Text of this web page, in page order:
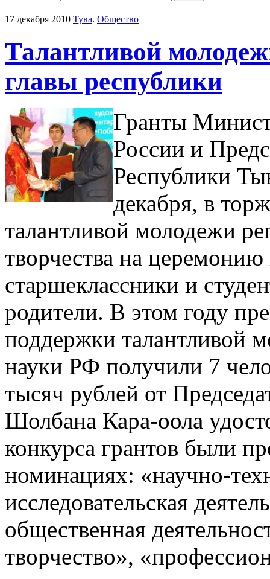
17 декабря 2010 Тува. Общество
Талантливой
главы республики
Гранты
России и
Республики
декабря, в
талантливой молодежи
творчества на
старшеклассники и
родители. В этом году
поддержки талантливой
науки РФ получили 7
тысяч рублей от
Шолбана Кара-оола
конкурса грантов были
номинациях: «научно-
исследовательская
общественная
творчество»,